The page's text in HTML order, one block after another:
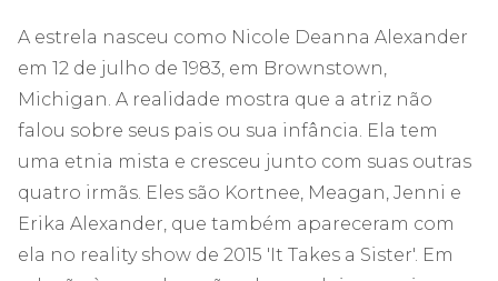
A estrela nasceu como Nicole Deanna Alexander
em 12 de julho de 1983, em Brownstown,
Michigan. A realidade mostra que a atriz não
falou sobre seus pais ou sua infância. Ela tem
uma etnia mista e cresceu junto com suas outras
quatro irmãs. Eles são Kortnee, Meagan, Jenni e
Erika Alexander, que também apareceram com
ela no reality show de 2015 'It Takes a Sister'. Em